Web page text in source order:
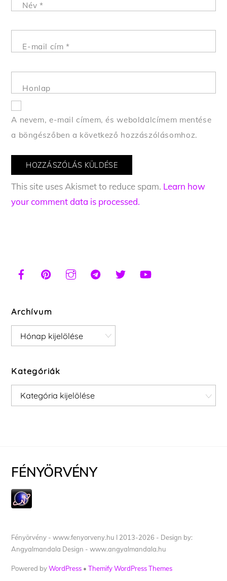
Név *
E-mail cím*
Honlap
A nevem, e-mail címem, és weboldalcímem mentése
a böngészőben a következő hozzászólásomhoz.
This site uses Akismet to reduce spam. Learn how
your comment data is processed.
Archívum
Archívum
Kategóriák
Kategóriák
FÉNYÖRVÉNY
Fényörvény - www.fenyorveny.hu I 2013-2026 - Design by:
Angyalmandala Design - www.angyalmandala.hu
Powered byWordPress •Themify WordPress Themes